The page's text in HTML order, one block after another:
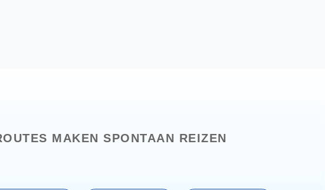
MAKEN SPONTAAN REIZEN